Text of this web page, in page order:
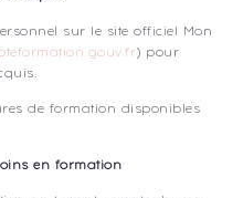
sur le site officiel Mon
) pour
de formation disponibles
en formation